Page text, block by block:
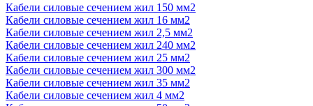
Кабели силовые сечением жил 150 мм2
Кабели силовые сечением жил 16 мм2
Кабели силовые сечением жил 2,5 мм2
Кабели силовые сечением жил 240 мм2
Кабели силовые сечением жил 25 мм2
Кабели силовые сечением жил 300 мм2
Кабели силовые сечением жил 35 мм2
Кабели силовые сечением жил 4 мм2